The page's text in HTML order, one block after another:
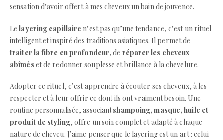
sensation d’avoir offert à mes cheveux un bain de jouvence.
Lelayering capillaire n’est pas qu’une tendance, c’est un rituel
intelligent et inspiré des traditions asiatiques. Il permet de
traiter la fibre en profondeur, de réparer les cheveux
abîmés et de redonner souplesse et brillance à la chevelure.
Adopter ce rituel, c’est apprendre à écouter ses cheveux, à les
respecter et à leur offrir ce dont ils ont vraiment besoin. Une
routine personnalisée, associantshampoing, masque, huile et
produit de styling, offre un soin complet et adapté à chaque
nature de cheveu. J’aime penser que le layering est un art : celui